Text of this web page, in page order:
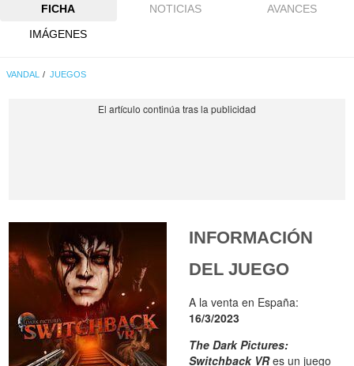
FICHA NOTICIAS
AVANCES
IMÁGENES
VANDAL JUEGOS
INFORMACIÓN
DEL JUEGO
A la venta en España:
16/3/2023
The Dark Pictures:
Switchback VRes un juego